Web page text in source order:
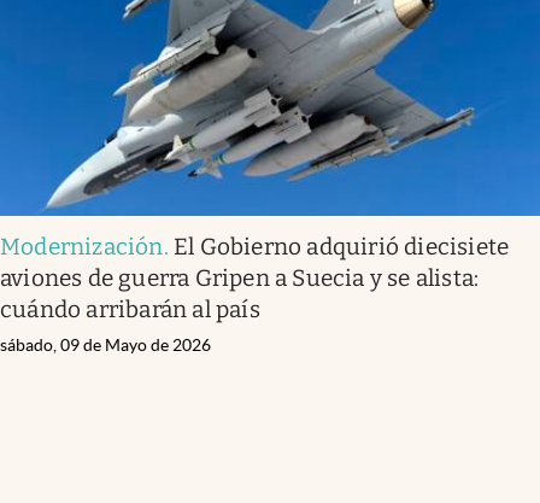
Modernización. El Gobierno adquirió diecisiete
aviones de guerra Gripen a Suecia y se alista:
cuándo arribarán al país
sábado, 09 de Mayo de 2026